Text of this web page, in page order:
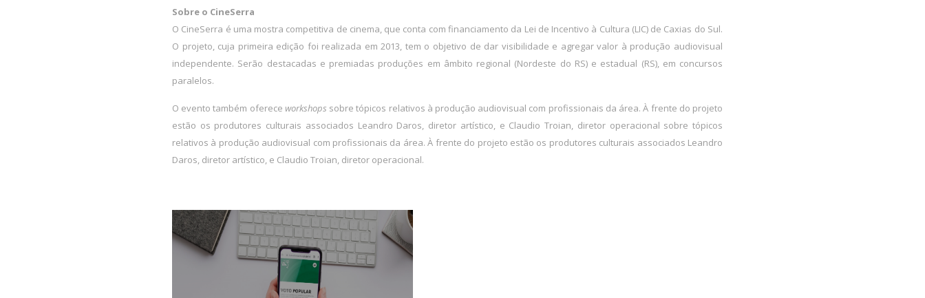
Sobre o CineSerra
O CineSerra é uma mostra competitiva de cinema, que conta com financiamento da Lei de Incentivo à Cultura (LIC) de Caxias do Sul.
O projeto, cuja primeira edição foi realizada em 2013, tem o objetivo de dar visibilidade e agregar valor à produção audiovisual
independente. Serão destacadas e premiadas produções em âmbito regional (Nordeste do RS) e estadual (RS), em concursos
paralelos.
O evento também oferece workshops sobre tópicos relativos à produção audiovisual com profissionais da área. À frente do projeto
estão os produtores culturais associados Leandro Daros, diretor artístico, e Claudio Troian, diretor operacional sobre tópicos
relativos à produção audiovisual com profissionais da área. À frente do projeto estão os produtores culturais associados Leandro
Daros, diretor artístico, e Claudio Troian, diretor operacional.